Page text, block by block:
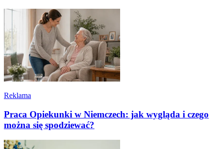
Reklama
Praca Opiekunki w Niemczech: jak wygląda i czego
można się spodziewać?